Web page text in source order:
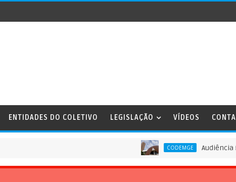
ENTIDADES DO COLETIVO LEGISLAÇÃO VÍDEOS
CODEMGE Audiência